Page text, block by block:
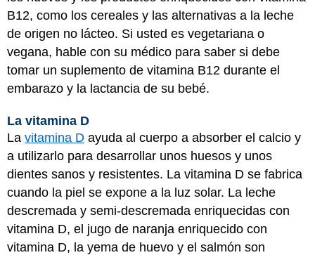
B12, como los cereales y las alternativas a la leche
de origen no lácteo. Si usted es vegetariana o
vegana, hable con su médico para saber si debe
tomar un suplemento de vitamina B12 durante el
embarazo y la lactancia de su bebé.
La vitamina D
La vitamina D ayuda al cuerpo a absorber el calcio y
a utilizarlo para desarrollar unos huesos y unos
dientes sanos y resistentes. La vitamina D se fabrica
cuando la piel se expone a la luz solar. La leche
descremada y semi-descremada enriquecidas con
vitamina D, el jugo de naranja enriquecido con
vitamina D, la yema de huevo y el salmón son